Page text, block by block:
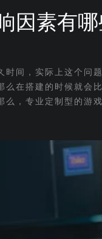
因素有
时间，实际上这个问
么在搭建的时候就会
么，专业定制型的游